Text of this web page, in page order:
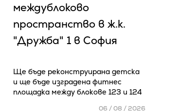
междублоково
пространство в ж.к.
"Дружба" 1 в София
Ще бъде реконструирана детска
и ще бъде изградена фитнес
площадка между блокове 123 и 124
06 / 08 / 2026